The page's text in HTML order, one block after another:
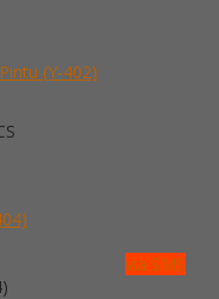
(Y-402)
via SMS